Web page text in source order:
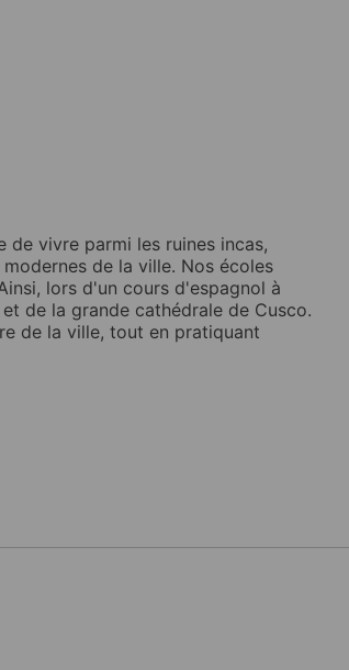
de vivre parmi les ruines incas,
de la ville. Nos écoles
lors d'un cours d'espagnol à
de la grande cathédrale de Cusco.
de la ville, tout en pratiquant